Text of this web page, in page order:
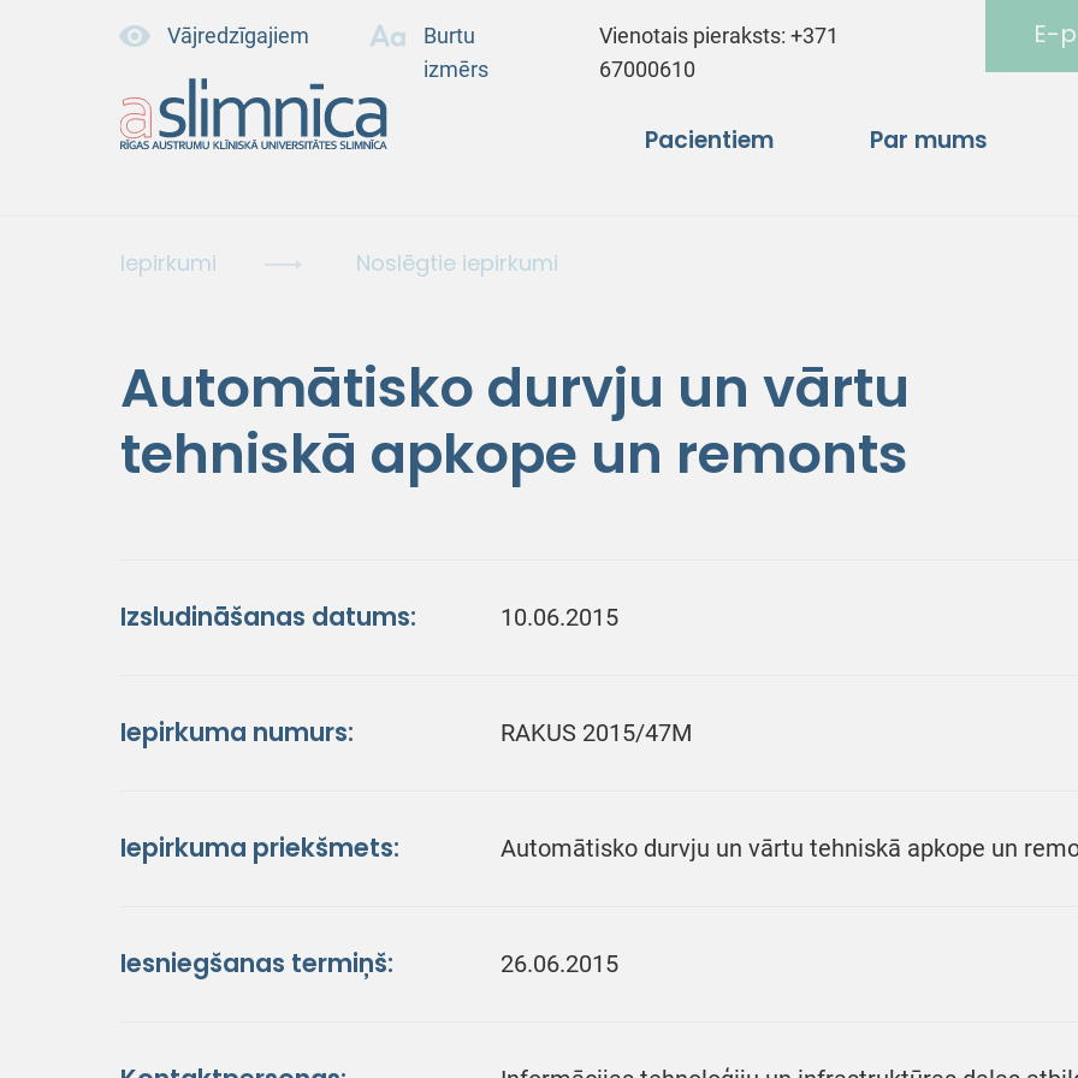
Vājredzīgajiem
Burtu
izmērs
Vienotais pieraksts:+371
67000610
E-
Pacientiem Par mums
Iepirkumi Noslēgtie iepirkumi
Automātisko durvju un vārtu
tehniskā apkope un remonts
Izsludināšanas datums: 10.06.2015
Iepirkuma numurs: RAKUS 2015/47M
Iepirkuma priekšmets: Automātisko durvju un vārtu tehniskā apkope un
Iesniegšanas termiņš: 26.06.2015